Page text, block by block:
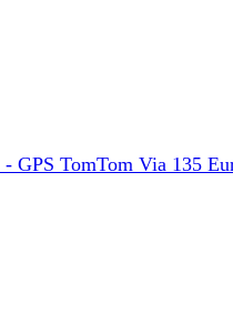
GPS TomTom Via 135